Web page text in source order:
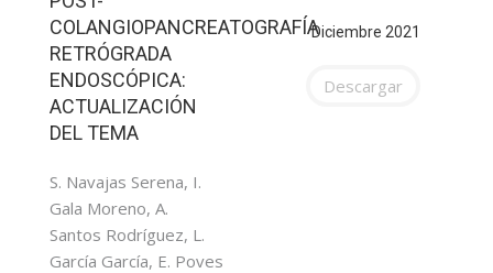
COLANGIOPANCREATOGRAFÍA
RETRÓGRADA
ENDOSCÓPICA:
ACTUALIZACIÓN
DEL TEMA
S. Navajas Serena, I.
Gala Moreno, A.
Santos Rodríguez, L.
García García, E. Poves
Diciembre 2021
Descargar